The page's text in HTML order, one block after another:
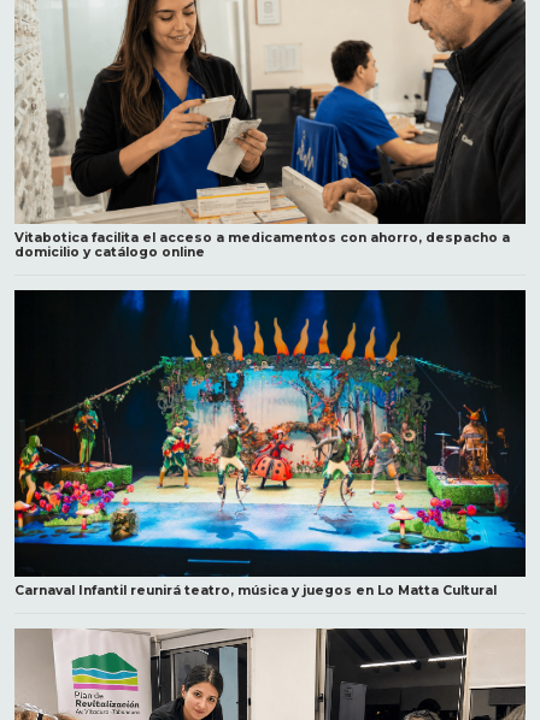
Vitabotica facilita el acceso a medicamentos con ahorro, despacho a
domicilio y catálogo online
Carnaval Infantil reunirá teatro, música y juegos en Lo Matta Cultural